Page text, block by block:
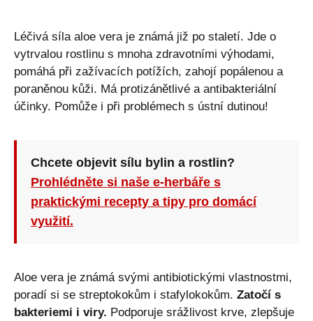
Léčivá síla aloe vera je známá již po staletí. Jde o
vytrvalou rostlinu s mnoha zdravotními výhodami,
pomáhá při zažívacích potížích, zahojí popálenou a
poraněnou kůži. Má protizánětlivé a antibakteriální
účinky. Pomůže i při problémech s ústní dutinou!
Chcete objevit sílu bylin a rostlin?
Prohlédněte si naše e-herbáře s
praktickými recepty a tipy pro domácí
využití.
Aloe vera je známá svými antibiotickými vlastnostmi,
poradí si se streptokokům i stafylokokům. Zatočí s
bakteriemi i viry. Podporuje srážlivost krve, zlepšuje